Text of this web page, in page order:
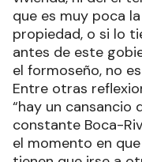
que es muy poca
propiedad, o si lo
antes de este
el formoseño, no
Entre otras
“hay un
constante Boca-
el momento en